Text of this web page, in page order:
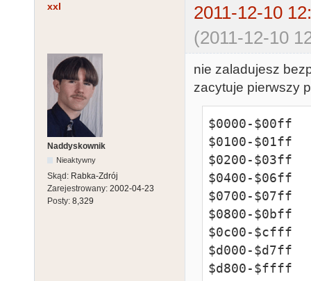
xxl
2011-12-10
(2011-12-10
Naddyskownik
Nieaktywny
Skąd: Rabka-Zdrój
Zarejestrowany: 2002-04-23
Posty: 8,329
nie zaladujesz
zacytuje pierwszy
$0000-$00ff
$0100-$01ff
$0200-$03ff
$0400-$06ff
$0700-$07ff
$0800-$0bff
$0c00-$cfff
$d000-$d7ff
$d800-$ffff